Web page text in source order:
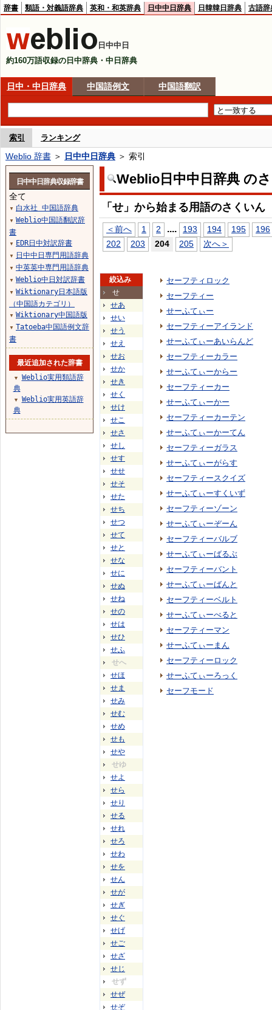
辞書 類語・対義語辞典 英和・和英辞典 日中中日辞典 日韓韓日辞典 古語辞
日中中日
約160万語収録の日中辞典・中日辞典
日中・中日辞典 中国語例文 中国語翻訳
索引 ランキング
Weblio 辞書 ＞ 日中中日辞典 ＞ 索引
Weblio日中中日辞典 の
「せ」から始まる用語のさくいん
＜前へ 1 2 .... 193 194 195
196
202
203 204 205 次へ＞
絞込み
せ
せあ
せい
せう
せえ
せお
せか
せき
せく
せけ
せこ
せさ
せし
せす
せせ
せそ
せた
せち
せつ
せて
せと
せな
せに
せぬ
せね
せの
せは
せひ
せふ
せへ
せほ
せま
せみ
せむ
せめ
せも
せや
せゆ
せよ
せら
せり
せる
せれ
せろ
せわ
せを
せん
せが
せぎ
せぐ
せげ
せご
せざ
せじ
せず
せぜ
せぞ
セーフティロック
セーフティー
せーふてぃー
セーフティーアイランド
せーふてぃーあいらんど
セーフティーカラー
せーふてぃーからー
セーフティーカー
せーふてぃーかー
セーフティーカーテン
せーふてぃーかーてん
セーフティーガラス
せーふてぃーがらす
セーフティースクイズ
せーふてぃーすくいず
セーフティーゾーン
せーふてぃーぞーん
セーフティーバルブ
せーふてぃーばるぶ
セーフティーバント
せーふてぃーばんと
セーフティーベルト
せーふてぃーべると
セーフティーマン
せーふてぃーまん
セーフティーロック
せーふてぃーろっく
セーフモード
日中中日辞典収録辞書
全て
▼ 白水社 中国語辞典
▼ Weblio中国語翻訳辞
書
▼ EDR日中対訳辞書
▼ 日中中日専門用語辞典
▼ 中英英中専門用語辞典
▼ Weblio中日対訳辞書
▼ Wiktionary日本語版
（中国語カテゴリ）
▼ Wiktionary中国語版
▼ Tatoeba中国語例文辞
書
最近追加された辞書
▼
Weblio実用類語辞
典
▼
Weblio実用英語辞
典